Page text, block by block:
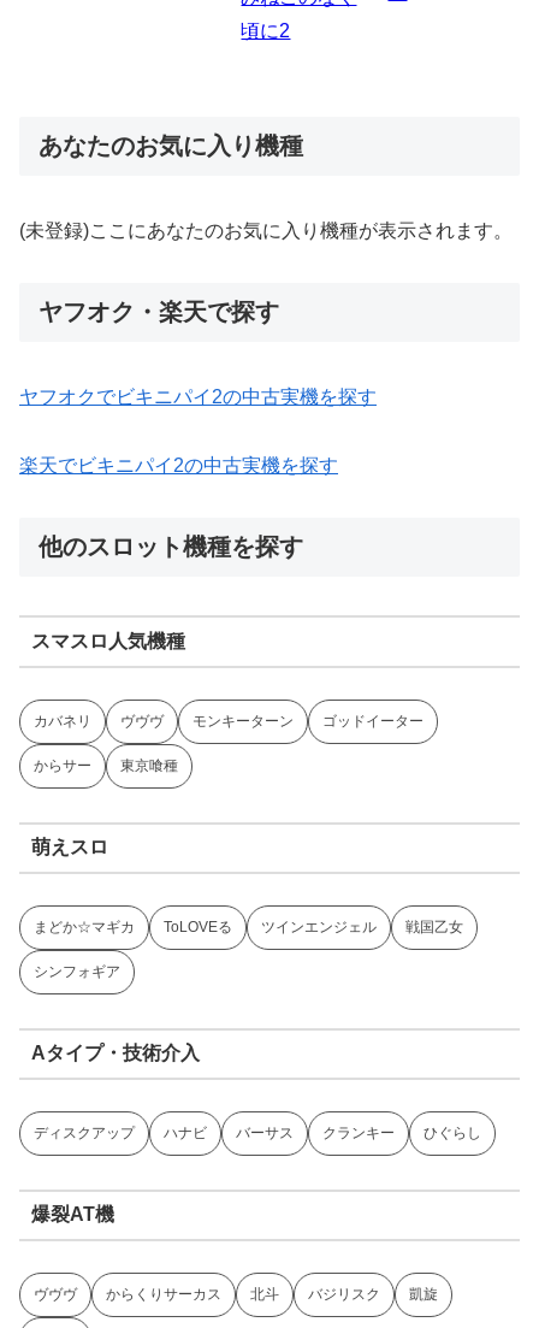
あなたのお気に入り機種
(未登録)ここにあなたのお気に入り機種が表示されます。
ヤフオク・楽天で探す
ヤフオクでビキニパイ2の中古実機を探す
楽天でビキニパイ2の中古実機を探す
他のスロット機種を探す
スマスロ人気機種
カバネリ ヴヴヴ モンキーターン ゴッドイーター
からサー 東京喰種
萌えスロ
まどか☆マギカ ToLOVEる ツインエンジェル 戦国乙女
シンフォギア
Aタイプ・技術介入
ディスクアップ ハナビ バーサス クランキー ひぐらし
爆裂AT機
ヴヴヴ からくりサーカス 北斗 バジリスク 凱旋